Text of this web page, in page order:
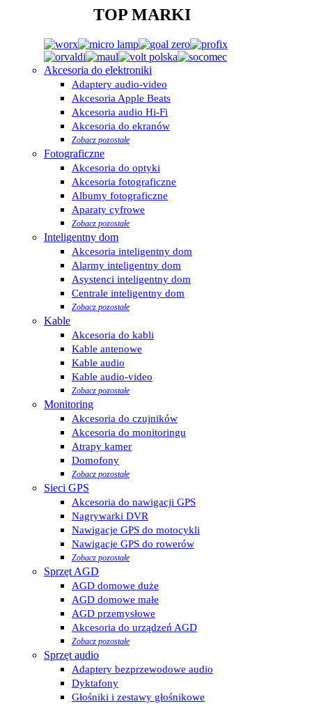
TOP MARKI
Akcesoria do elektroniki
Adaptery audio-video
Akcesoria Apple Beats
Akcesoria audio Hi-Fi
Akcesoria do ekranów
Zobacz pozostałe
Fotograficzne
Akcesoria do optyki
Akcesoria fotograficzne
Albumy fotograficzne
Aparaty cyfrowe
Zobacz pozostałe
Inteligentny dom
Akcesoria inteligentny dom
Alarmy inteligentny dom
Asystenci inteligentny dom
Centrale inteligentny dom
Zobacz pozostałe
Kable
Akcesoria do kabli
Kable antenowe
Kable audio
Kable audio-video
Zobacz pozostałe
Monitoring
Akcesoria do czujników
Akcesoria do monitoringu
Atrapy kamer
Domofony
Zobacz pozostałe
Sieci GPS
Akcesoria do nawigacji GPS
Nagrywarki DVR
Nawigacje GPS do motocykli
Nawigacje GPS do rowerów
Zobacz pozostałe
Sprzęt AGD
AGD domowe duże
AGD domowe małe
AGD przemysłowe
Akcesoria do urządzeń AGD
Zobacz pozostałe
Sprzęt audio
Adaptery bezprzewodowe audio
Dyktafony
Głośniki i zestawy głośnikowe